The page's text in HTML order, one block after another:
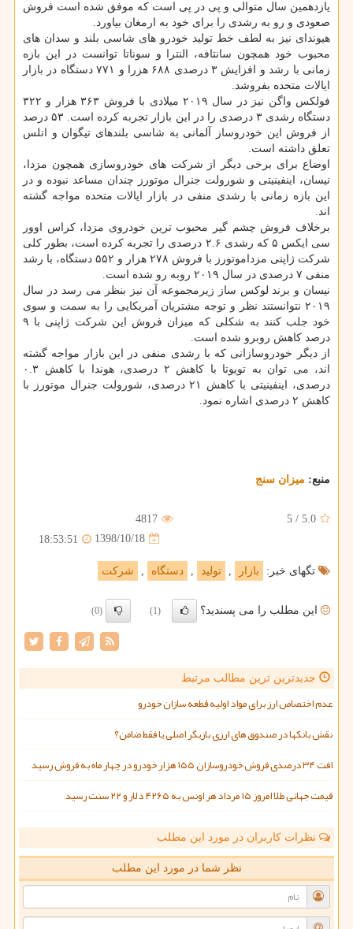
یازدهمین سال متوالی و پی در پی است كه موفق شده است فروش
صعودی و رو به رشدی را برای خود به ارمغان بیاورد.
هیوندای نیز به لطف خط تولید خودرو های شاسی بلند و سدان های
محبوب خود همچون سانتافه، النترا و سوناتا توانست در این بازه
زمانی با رشد و افزایش ۳ درصدی ۶۸۸ هزرا و ۷۷۱ دستگاه در بازار
ایالات متحده بفروشد.
فولكس واگن نیز در سال ۲۰۱۹ میلادی با فروش ۳۶۳ هزار و ۳۲۲
دستگاه رشدی ۳ درصدی را در این بازار تجربه كرده است. ۵۳ درصد
از فروش این خودروساز آلمانی به شاسی بلندهای تیگوان و اتلس
تعلق داشته است.
اوضاع برای برخی دیگر از شركت های خودروسازی همچون مزدا،
نیسان، اینفینیتی و شورولت جنرال موتورز چندان مساعد نبوده و در
این بازه زمانی با رشدی منفی در بازار ایالات متحده مواجه گشته
اند.
برخلاف فروش چشم گیر محبوب ترین خودروی مزدا، كراس اوور
سی ایكس ۵ كه رشدی ۲.۶ درصدی را تجربه كرده است، بطور كلی
شركت ژاپنی مزداموتورز با فروش ۲۷۸ هزار و ۵۵۲ دستگاه، با رشد
منفی ۷ درصدی در سال ۲۰۱۹ روبه رو شده است.
نیسان و برند لوكس ساز زیرمجموعه آن نیز بنظر می رسد در سال
۲۰۱۹ نتوانستند نظر و توجه مشتریان آمریكایی را به سمت و سوی
خود جلب كنند به شكلی كه میزان فروش این شركت ژاپنی با ۹
درصد كاهش روبرو شده است.
از دیگر خودروسازانی كه با رشدی منفی در این بازار مواجه گشته
اند، می توان به تویوتا با كاهش ۲ درصدی، هوندا با كاهش ۰.۳
درصدی، اینفینیتی با كاهش ۲۱ درصدی، شورولت جنرال موتورز با
كاهش ۲ درصدی اشاره نمود.
منبع: میزان سنج
5.0
/
5
4817
1398/10/18
18:53:51
تگهای خبر: بازار تولید دستگاه شركت
این مطلب را می پسندید؟ (1)
(0)
جدیدترین ترین مطالب مرتبط
عدم اختصاص ارز برای مواد اولیه قطعه سازان خودرو
نقش بانکها در صندوق های ارزی بازیگر اصلی یا فقط ضامن؟
افت ۳۴ درصدی فروش خودروسازان ۱۵۵ هزار خودرو در چهار ماه به فروش رسید
قیمت جهانی طلا امروز ۱۵ مرداد هر اونس به ۴۲۶۵ دلار و ۲۲ سنت رسید
نظرات کاربران در مورد این مطلب
نظر شما در مورد این مطلب